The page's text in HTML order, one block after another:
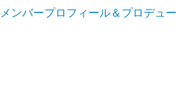
ンバープロフィール＆プロデュー